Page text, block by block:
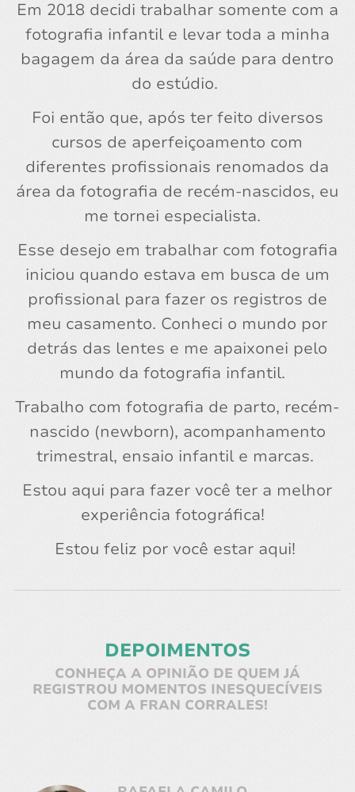
Em 2018 decidi trabalhar somente com a
fotografia infantil e levar toda a minha
bagagem da área da saúde para dentro
do estúdio.
Foi então que, após ter feito diversos
cursos de aperfeiçoamento com
diferentes profissionais renomados da
área da fotografia de recém-nascidos, eu
me tornei especialista.
Esse desejo em trabalhar com fotografia
iniciou quando estava em busca de um
profissional para fazer os registros de
meu casamento. Conheci o mundo por
detrás das lentes e me apaixonei pelo
mundo da fotografia infantil.
Trabalho com fotografia de parto, recém-
nascido (newborn), acompanhamento
trimestral, ensaio infantil e marcas.
Estou aqui para fazer você ter a melhor
experiência fotográfica!
Estou feliz por você estar aqui!
DEPOIMENTOS
CONHEÇA A OPINIÃO DE QUEM JÁ
REGISTROU MOMENTOS INESQUECÍVEIS
COM A FRAN CORRALES!